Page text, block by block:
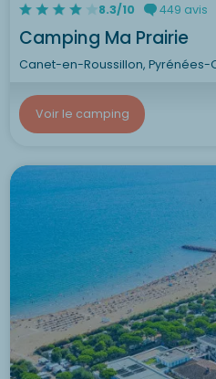
8.3/10 449 avis
Camping Ma Prairie
Canet-en-Roussillon, Pyrénées-
Voir le camping